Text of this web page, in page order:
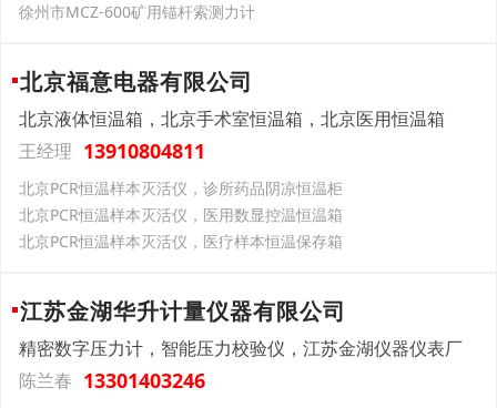
徐州市MCZ-600矿用锚杆索测力计
北京福意电器有限公司
北京液体恒温箱，北京手术室恒温箱，北京医用恒温箱
王经理 13910804811
北京PCR恒温样本灭活仪，诊所药品阴凉恒温柜
北京PCR恒温样本灭活仪，医用数显控温恒温箱
北京PCR恒温样本灭活仪，医疗样本恒温保存箱
江苏金湖华升计量仪器有限公司
精密数字压力计，智能压力校验仪，江苏金湖仪器仪表厂
陈兰春 13301403246